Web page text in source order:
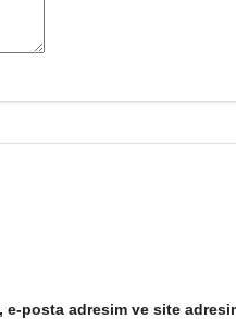
e-posta adresim ve site